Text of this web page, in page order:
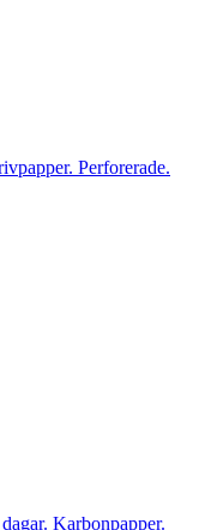
Perforerade.
Karbonpapper.